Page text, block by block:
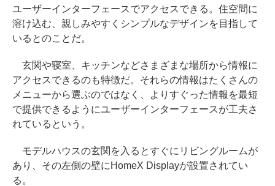
ユーザーインターフェースでアクセスできる。住空間に
溶け込む、親しみやすくシンプルなデザインを目指して
いるとのことだ。
玄関や寝室、キッチンなどさまざまな場所から情報に
アクセスできるのも特徴だ。それらの情報はたくさんの
メニューから選ぶのではなく、よりすぐった情報を最短
で提供できるようにユーザーインターフェースが工夫さ
れているという。
モデルハウスの玄関を入るとすぐにリビングルームが
あり、その左側の壁にHomeX Displayが設置されてい
る。